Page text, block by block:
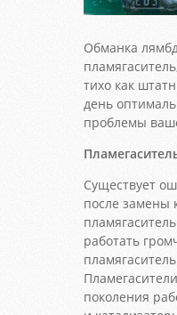
Обманка
тихо как
день
проблемы
Существует
после замены
работать
поколения